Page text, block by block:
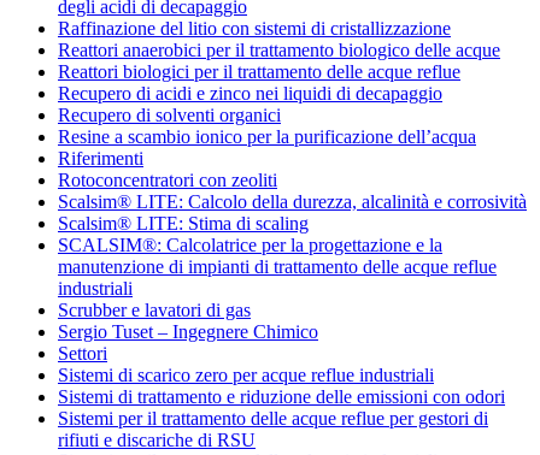
degli acidi di decapaggio
Raffinazione del litio con sistemi di cristallizzazione
Reattori anaerobici per il trattamento biologico delle acque
Reattori biologici per il trattamento delle acque reflue
Recupero di acidi e zinco nei liquidi di decapaggio
Recupero di solventi organici
Resine a scambio ionico per la purificazione dell’acqua
Riferimenti
Rotoconcentratori con zeoliti
Scalsim® LITE: Calcolo della durezza, alcalinità e corrosività
Scalsim® LITE: Stima di scaling
SCALSIM®: Calcolatrice per la progettazione e la
manutenzione di impianti di trattamento delle acque reflue
industriali
Scrubber e lavatori di gas
Sergio Tuset – Ingegnere Chimico
Settori
Sistemi di scarico zero per acque reflue industriali
Sistemi di trattamento e riduzione delle emissioni con odori
Sistemi per il trattamento delle acque reflue per gestori di
rifiuti e discariche di RSU